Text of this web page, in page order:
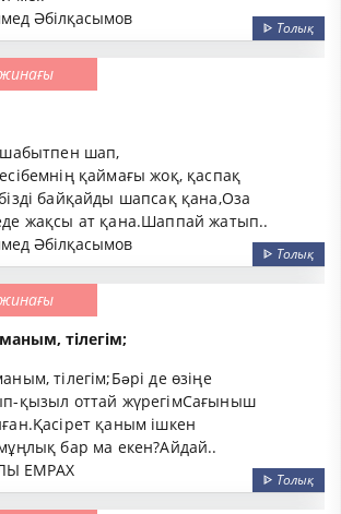
Әбілқасымов ᐈ Толық
шап,
қаймағы жоқ, қаспақ
байқайды шапсақ қана,Оза
жақсы ат қана.Шаппай жатып..
Әбілқасымов ᐈ Толық
тілегім;
тілегім;Бəрі де өзіңе
қызыл оттай жүрегімСағыныш
қаным ішкен
бар ма екен?Айдай..
ЕМРАХ ᐈ Толық